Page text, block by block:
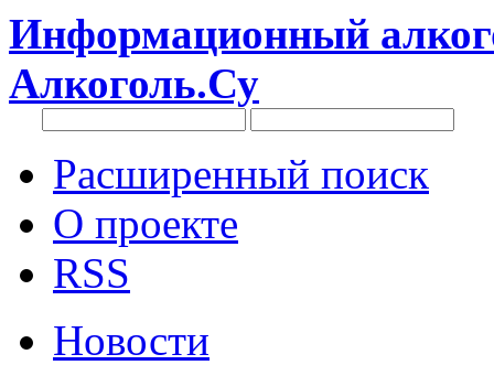
Информационный
Алкоголь.Су
Расширенный поиск
О проекте
RSS
Новости